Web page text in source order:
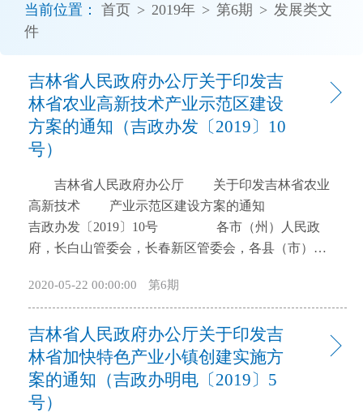
当前位置： 首页 > 2019年 > 第6期 > 发展类文
件
吉林省人民政府办公厅关于印发吉
林省农业高新技术产业示范区建设
方案的通知（吉政办发〔2019〕10
号）
吉林省人民政府办公厅 关于印发吉林省农业
高新技术 产业示范区建设方案的通知
吉政办发〔2019〕10号 各市（州）人民政
府，长白山管委会，长春新区管委会，各县（市）人
省农业高新技术产业示范区建设方案》已经省政府同
意，现印发给你们，请认真贯彻落实。 吉林
省人民政府办公厅 2019年1月22日 吉林
省农业高新技术产业示范区建设方案 为贯彻
落实《国务院办公厅关于推进农业高新技术产业示范
区建设发展的指导意见》（国办发〔2018〕4号）和
2020-05-22 00:00:00 第6期
吉林省人民政府办公厅关于印发吉
林省加快特色产业小镇创建实施方
案的通知（吉政办明电〔2019〕5
号）